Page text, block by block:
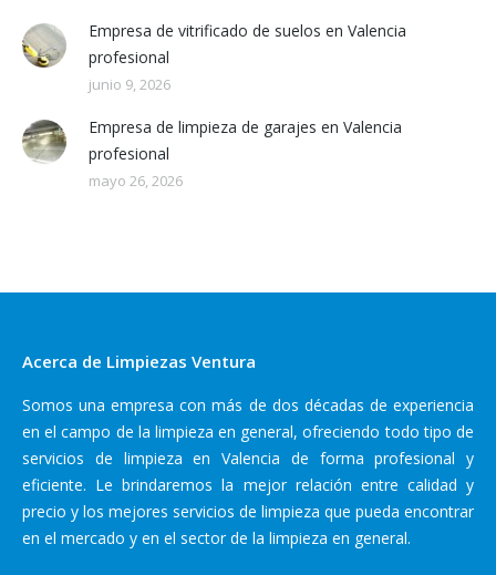
Empresa de vitrificado de suelos en Valencia
profesional
junio 9, 2026
Empresa de limpieza de garajes en Valencia
profesional
mayo 26, 2026
Acerca de Limpiezas Ventura
Somos una empresa con más de dos décadas de experiencia
en el campo de la limpieza en general, ofreciendo todo tipo de
servicios de limpieza en Valencia de forma profesional y
eficiente. Le brindaremos la mejor relación entre calidad y
precio y los mejores servicios de limpieza que pueda encontrar
en el mercado y en el sector de la limpieza en general.